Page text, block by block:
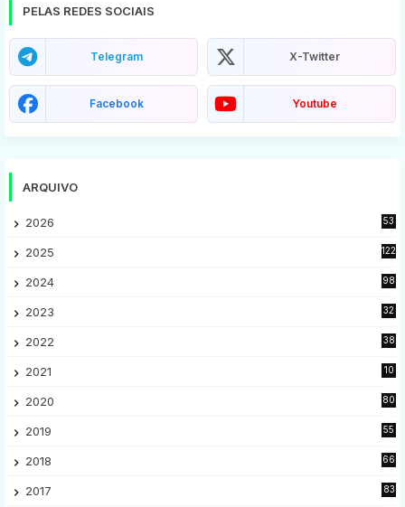
PELAS REDES SOCIAIS
Telegram X-Twitter
Facebook Youtube
ARQUIVO
2026 53
2025 122
2024 98
2023
32
2022
38
2021
10
2020
80
2019
55
2018
66
2017
83